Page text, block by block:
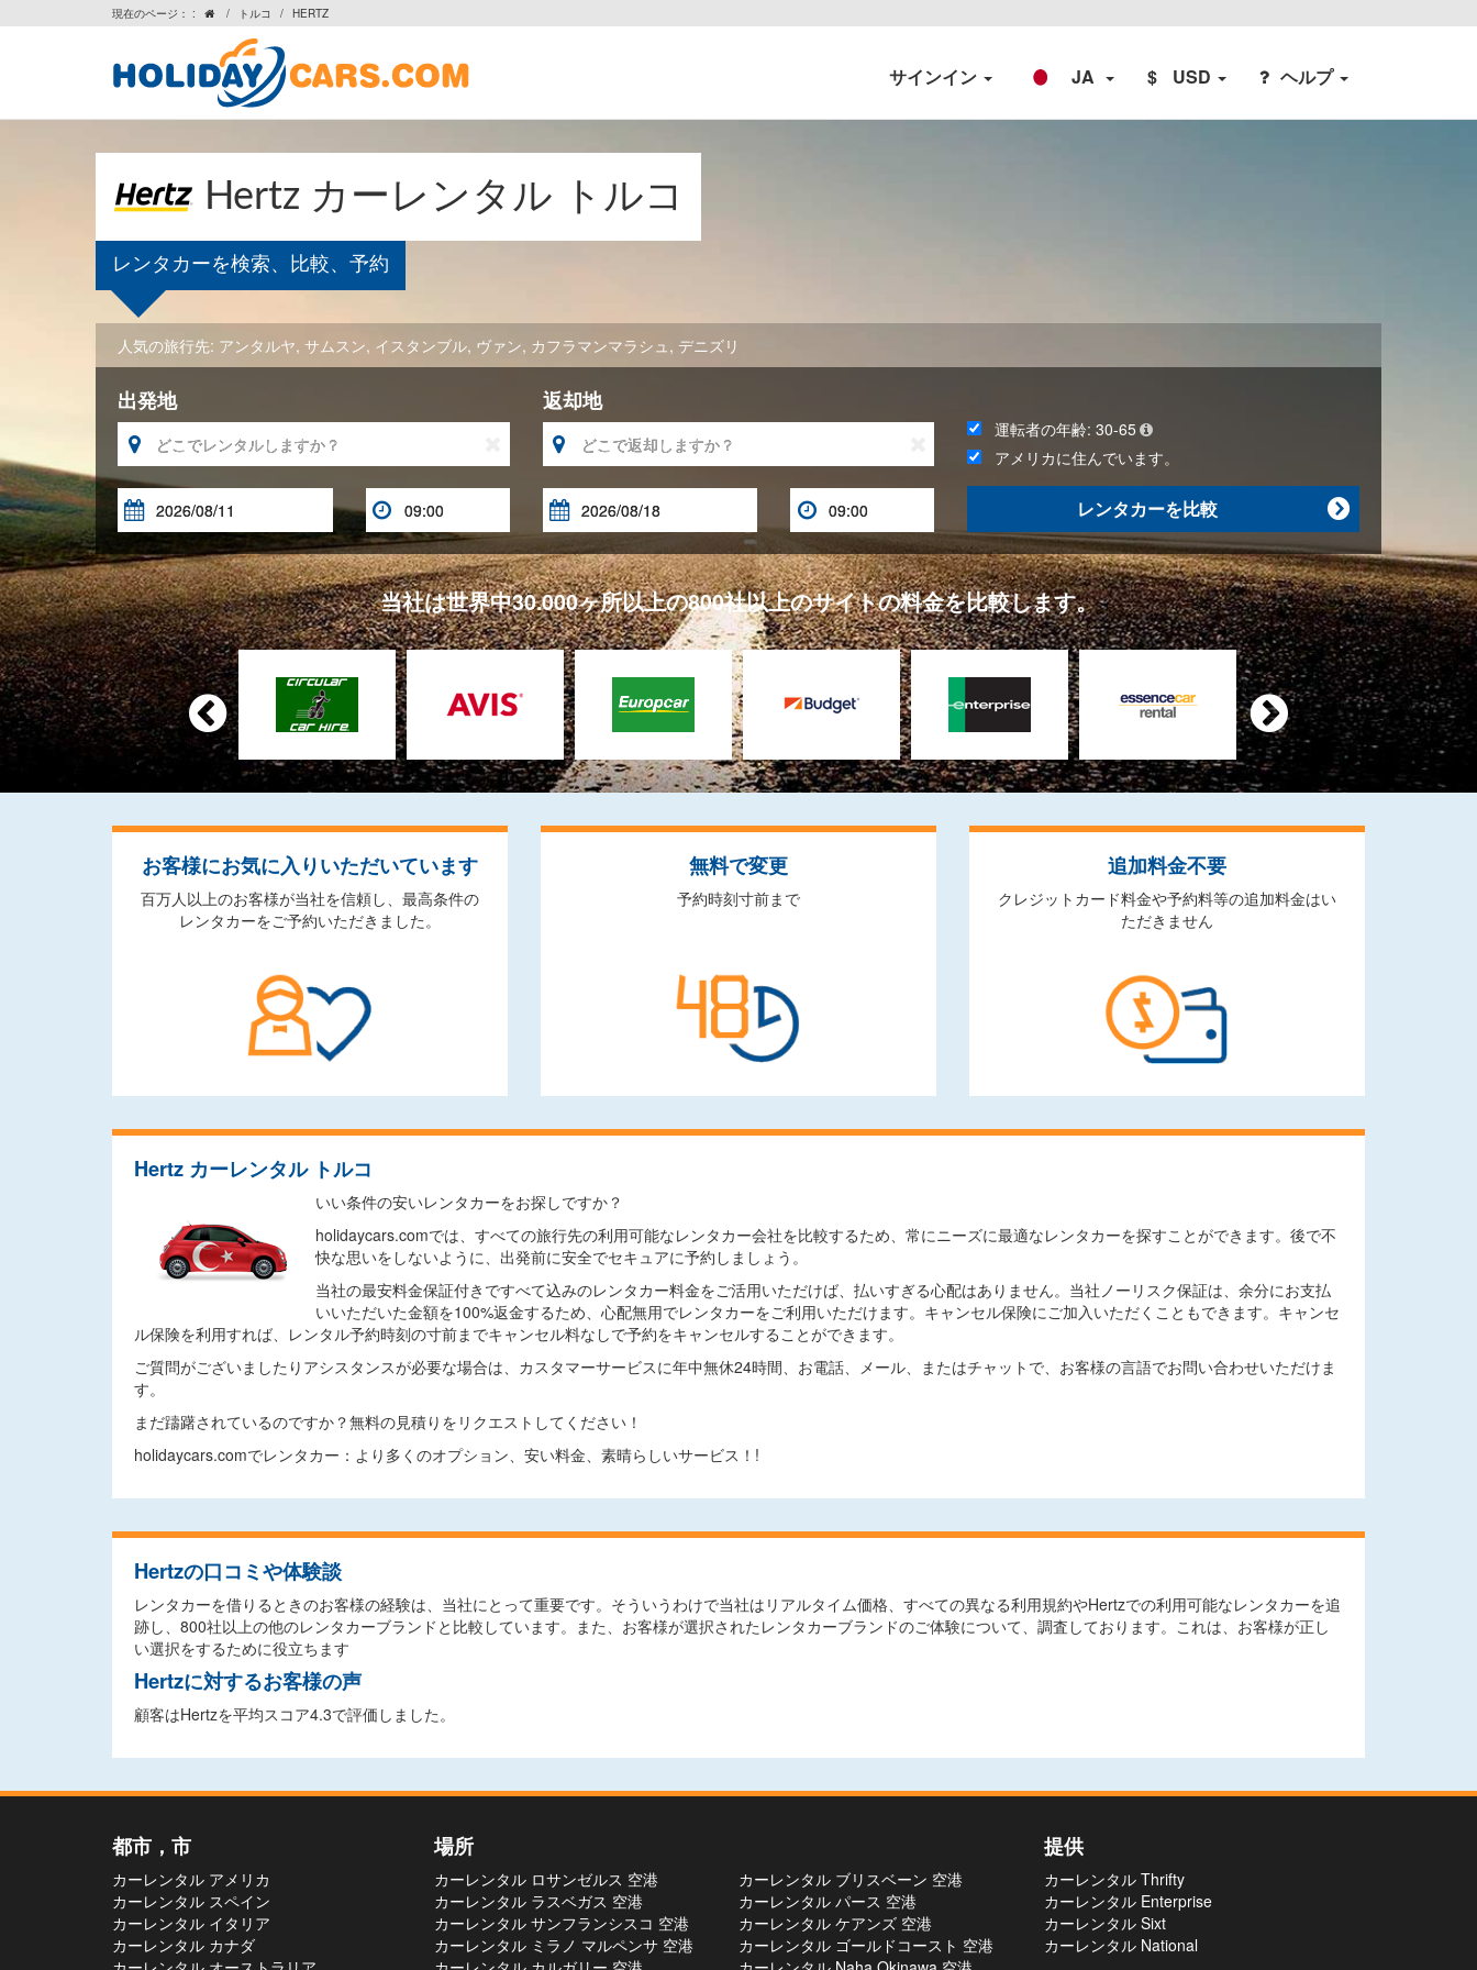
現在のページ： :  / トルコ / HERTZ
サインイン JA $ USD ヘルプ
Hertz カーレンタル トルコ
レンタカーを検索、比較、予約
人気の旅行先: アンタルヤ, サムスン, イスタンブル, ヴァン, カフラマンマラシュ, デニズリ
出発地

 
返却地

 
運転者の年齢:30-65
アメリカに住んでいます。

レンタカーを比較
当社は世界中30.000ヶ所以上の800社以上のサイトの料金を比較します。
 
お客様にお気に入りいただいています
百万人以上のお客様が当社を信頼し、最高条件の
レンタカーをご予約いただきました。
無料で変更
予約時刻寸前まで
追加料金不要
クレジットカード料金や予約料等の追加料金はい
ただきません
Hertz カーレンタル トルコ
いい条件の安いレンタカーをお探しですか？
holidaycars.comでは、すべての旅行先の利用可能なレンタカー会社を比較するため、常にニーズに最適なレンタカーを探すことができます。後で不
快な思いをしないように、出発前に安全でセキュアに予約しましょう。
当社の最安料金保証付きですべて込みのレンタカー料金をご活用いただけば、払いすぎる心配はありません。当社ノーリスク保証は、余分にお支払
いいただいた金額を100%返金するため、心配無用でレンタカーをご利用いただけます。キャンセル保険にご加入いただくこともできます。キャンセ
ル保険を利用すれば、レンタル予約時刻の寸前までキャンセル料なしで予約をキャンセルすることができます。
ご質問がございましたりアシスタンスが必要な場合は、カスタマーサービスに年中無休24時間、お電話、メール、またはチャットで、お客様の言語でお問い合わせいただけま
す。
まだ躊躇されているのですか？無料の見積りをリクエストしてください！
holidaycars.comでレンタカー：より多くのオプション、安い料金、素晴らしいサービス！!
Hertzの口コミや体験談
レンタカーを借りるときのお客様の経験は、当社にとって重要です。そういうわけで当社はリアルタイム価格、すべての異なる利用規約やHertzでの利用可能なレンタカーを追
跡し、800社以上の他のレンタカーブランドと比較しています。また、お客様が選択されたレンタカーブランドのご体験について、調査しております。これは、お客様が正し
い選択をするために役立ちます
Hertzに対するお客様の声
顧客はHertzを平均スコア4.3で評価しました。
都市，市
カーレンタル アメリカ
カーレンタル スペイン
カーレンタル イタリア
カーレンタル カナダ
場所
カーレンタル ロサンゼルス 空港
カーレンタル ラスベガス 空港
カーレンタル サンフランシスコ 空港
カーレンタル ミラノ マルペンサ 空港
カーレンタル ブリスベーン 空港
カーレンタル パース 空港
カーレンタル ケアンズ 空港
カーレンタル ゴールドコースト 空港
提供
カーレンタル Thrifty
カーレンタル Enterprise
カーレンタル Sixt
カーレンタル National